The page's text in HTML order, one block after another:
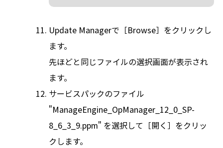
Update Managerで［Browse］をクリックし
ます。
先ほどと同じファイルの選択画面が表示され
ます。
サービスパックのファイル
"ManageEngine_OpManager_12_0_SP-
8_6_3_9.ppm" を選択して［開く］をクリッ
クします。